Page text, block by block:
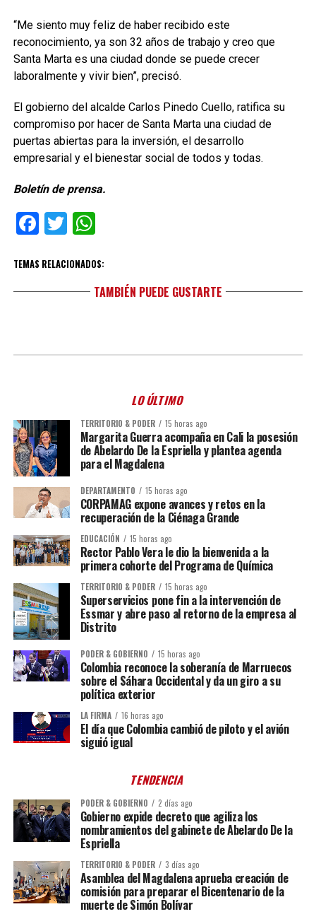
“Me siento muy feliz de haber recibido este
reconocimiento, ya son 32 años de trabajo y creo que
Santa Marta es una ciudad donde se puede crecer
laboralmente y vivir bien”, precisó.
El gobierno del alcalde Carlos Pinedo Cuello, ratifica su
compromiso por hacer de Santa Marta una ciudad de
puertas abiertas para la inversión, el desarrollo
empresarial y el bienestar social de todos y todas.
Boletín de prensa.
Facebook
TwitterWhatsApp
TEMAS RELACIONADOS:
TAMBIÉN PUEDE GUSTARTE
LO ÚLTIMO
TERRITORIO & PODER 15 horas ago
Margarita Guerra acompaña en Cali la posesión
de Abelardo De la Espriella y plantea agenda
para el Magdalena
DEPARTAMENTO 15 horas ago
CORPAMAG expone avances y retos en la
recuperación de la Ciénaga Grande
EDUCACIÓN 15 horas ago
Rector Pablo Vera le dio la bienvenida a la
primera cohorte del Programa de Química
TERRITORIO & PODER 15 horas ago
Superservicios pone fin a la intervención de
Essmar y abre paso al retorno de la empresa al
Distrito
PODER & GOBIERNO 15 horas ago
Colombia reconoce la soberanía de Marruecos
sobre el Sáhara Occidental y da un giro a su
política exterior
LA FIRMA 16 horas ago
El día que Colombia cambió de piloto y el avión
siguió igual
TENDENCIA
PODER & GOBIERNO 2 días ago
Gobierno expide decreto que agiliza los
nombramientos del gabinete de Abelardo De la
Espriella
TERRITORIO & PODER 3 días ago
Asamblea del Magdalena aprueba creación de
comisión para preparar el Bicentenario de la
muerte de Simón Bolívar